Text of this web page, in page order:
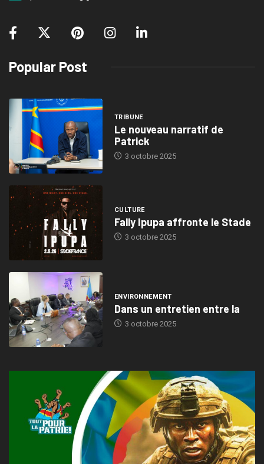
Popular Post
TRIBUNE
Le nouveau narratif de
Patrick
3 octobre 2025
CULTURE
Fally Ipupa affronte le Stade
3 octobre 2025
ENVIRONNEMENT
Dans un entretien entre la
3 octobre 2025